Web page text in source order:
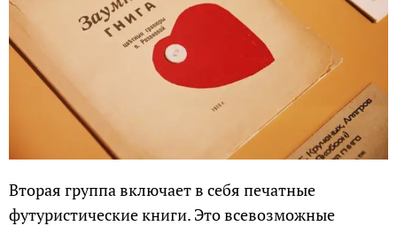
Вторая группа включает в себя печатные
футуристические книги. Это всевозможные